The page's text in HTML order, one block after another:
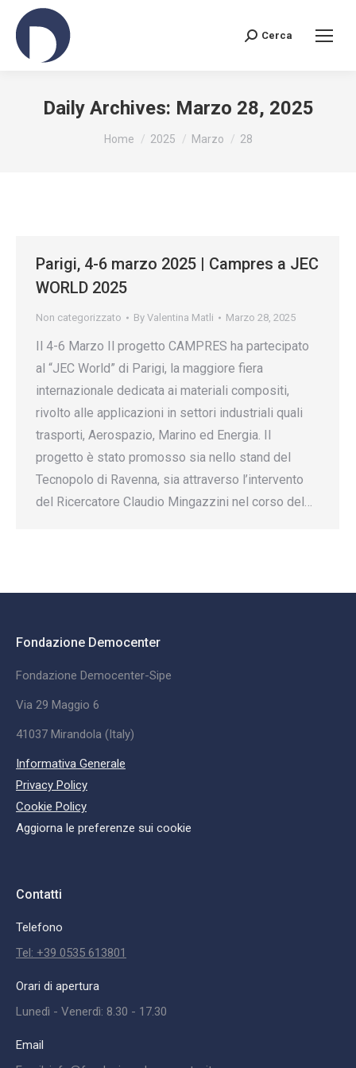
Search:
Cerca
Daily Archives: Marzo 28, 2025
You are here:
Home 2025 Marzo 28
Parigi, 4-6 marzo 2025 | Campres a JEC
WORLD 2025
Non categorizzato By Valentina Matli Marzo 28, 2025
Il 4-6 Marzo Il progetto CAMPRES ha partecipato
al “JEC World” di Parigi, la maggiore fiera
internazionale dedicata ai materiali compositi,
rivolto alle applicazioni in settori industriali quali
trasporti, Aerospazio, Marino ed Energia. Il
progetto è stato promosso sia nello stand del
Tecnopolo di Ravenna, sia attraverso l’intervento
del Ricercatore Claudio Mingazzini nel corso del…
Fondazione Democenter
Fondazione Democenter-Sipe
Via 29 Maggio 6
41037 Mirandola (Italy)
Informativa Generale
Privacy Policy
Cookie Policy
Aggiorna le preferenze sui cookie
Contatti
Telefono
Tel: +39 0535 613801
Orari di apertura
Lunedì - Venerdì: 8.30 - 17.30
Email